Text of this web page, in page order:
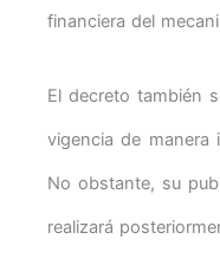
financiera del
El decreto también
vigencia de manera
No obstante, su
realizará